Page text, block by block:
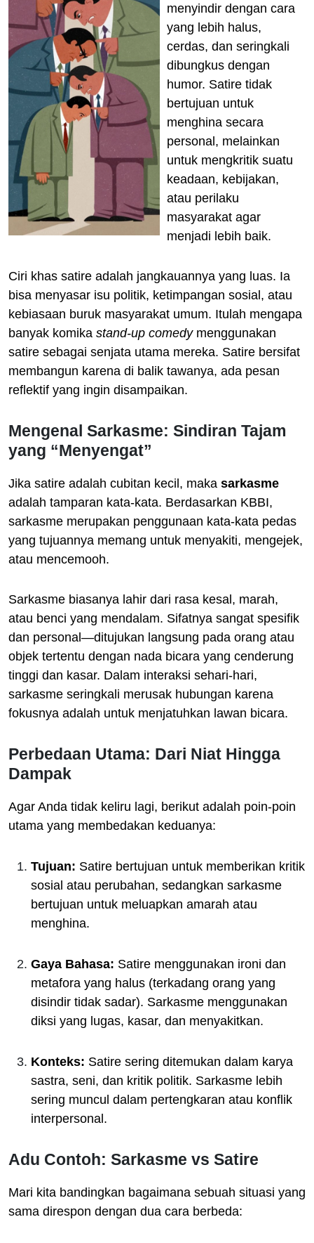
menyindir dengan cara
yang lebih halus,
cerdas, dan seringkali
dibungkus dengan
humor. Satire tidak
bertujuan untuk
menghina secara
personal, melainkan
untuk mengkritik suatu
keadaan, kebijakan,
atau perilaku
masyarakat agar
menjadi lebih baik.
Ciri khas satire adalah jangkauannya yang luas. Ia
bisa menyasar isu politik, ketimpangan sosial, atau
kebiasaan buruk masyarakat umum. Itulah mengapa
banyak komika stand-up comedymenggunakan
satire sebagai senjata utama mereka. Satire bersifat
membangun karena di balik tawanya, ada pesan
reflektif yang ingin disampaikan.
Mengenal Sarkasme: Sindiran Tajam
yang “Menyengat”
Jika satire adalah cubitan kecil, maka sarkasme
adalah tamparan kata-kata. Berdasarkan KBBI,
sarkasme merupakan penggunaan kata-kata pedas
yang tujuannya memang untuk menyakiti, mengejek,
atau mencemooh.
Sarkasme biasanya lahir dari rasa kesal, marah,
atau benci yang mendalam. Sifatnya sangat spesifik
dan personal—ditujukan langsung pada orang atau
objek tertentu dengan nada bicara yang cenderung
tinggi dan kasar. Dalam interaksi sehari-hari,
sarkasme seringkali merusak hubungan karena
fokusnya adalah untuk menjatuhkan lawan bicara.
Perbedaan Utama: Dari Niat Hingga
Dampak
Agar Anda tidak keliru lagi, berikut adalah poin-poin
utama yang membedakan keduanya:
Tujuan: Satire bertujuan untuk memberikan kritik
sosial atau perubahan, sedangkan sarkasme
bertujuan untuk meluapkan amarah atau
menghina.
Gaya Bahasa: Satire menggunakan ironi dan
metafora yang halus (terkadang orang yang
disindir tidak sadar). Sarkasme menggunakan
diksi yang lugas, kasar, dan menyakitkan.
Konteks: Satire sering ditemukan dalam karya
sastra, seni, dan kritik politik. Sarkasme lebih
sering muncul dalam pertengkaran atau konflik
interpersonal.
Adu Contoh: Sarkasme vs Satire
Mari kita bandingkan bagaimana sebuah situasi yang
sama direspon dengan dua cara berbeda: